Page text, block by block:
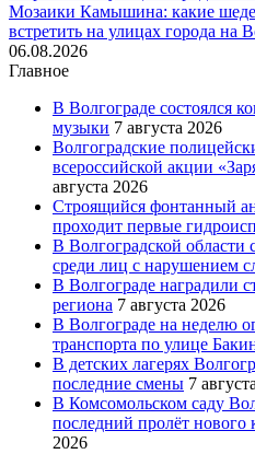
Мозаики Камышина: какие
встретить на улицах города на
06.08.2026
Главное
В Волгограде состоялся
музыки 7 августа 2026
Волгоградские
всероссийской акции
августа 2026
Строящийся фонтанный
проходит первые
В Волгоградской области
среди лиц с нарушением
В Волгограде наградили
региона 7 августа 2026
В Волгограде на неделю
транспорта по улице
В детских лагерях
последние смены 7
В Комсомольском саду
последний пролёт нового
2026